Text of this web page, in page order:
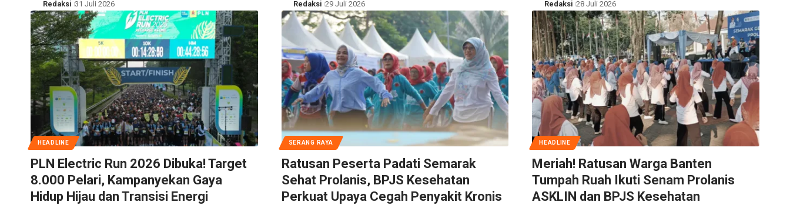
Redaksi 31 Juli 2026 Redaksi 29 Juli 2026 Redaksi 28 Juli 2026
HEADLINE
PLN Electric Run 2026 Dibuka! Target
8.000 Pelari, Kampanyekan Gaya
Hidup Hijau dan Transisi Energi
SERANG RAYA
Ratusan Peserta Padati Semarak
Sehat Prolanis, BPJS Kesehatan
Perkuat Upaya Cegah Penyakit Kronis
HEADLINE
Meriah! Ratusan Warga Banten
Tumpah Ruah Ikuti Senam Prolanis
ASKLIN dan BPJS Kesehatan